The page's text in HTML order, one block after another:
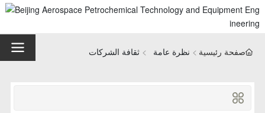
صفحة رئيسية نظرة عامة ثقافة الشركات